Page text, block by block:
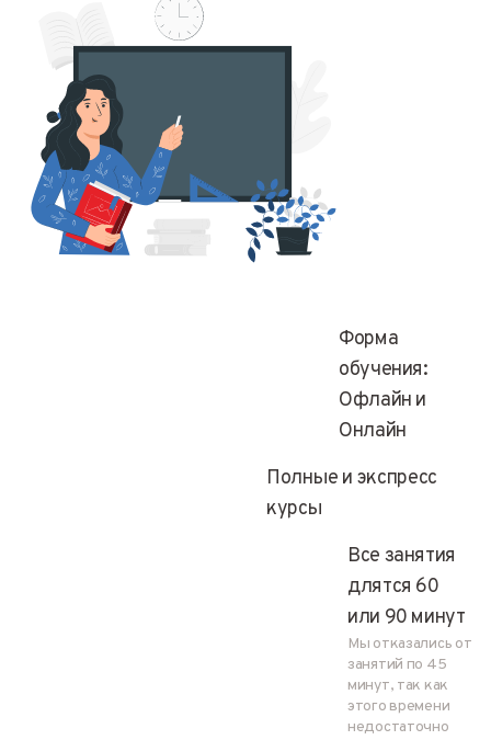
Форма
обучения:
Офлайн и
Онлайн
Полные и экспресс
курсы
Все занятия
длятся 60
или 90 минут
Мы отказались от
занятий по 45
минут, так как
этого времени
недостаточно